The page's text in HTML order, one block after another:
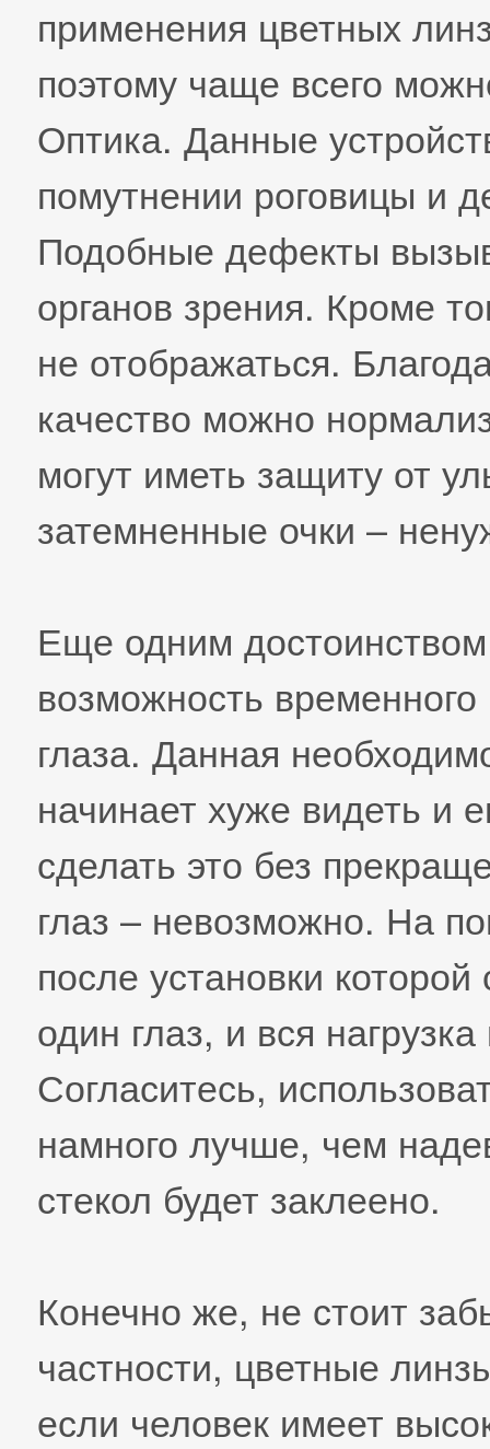
применения цветных
поэтому чаще всего
Оптика. Данные
помутнении роговицы и
Подобные дефекты
органов зрения. Кроме
не отображаться.
качество можно
могут иметь защиту от
затемненные очки –
Еще одним
возможность
глаза. Данная
начинает хуже видеть и
сделать это без
глаз – невозможно. На
после установки
один глаз, и вся
Согласитесь,
намного лучше, чем
стекол будет заклеено.
Конечно же, не стоит
частности, цветные
если человек имеет